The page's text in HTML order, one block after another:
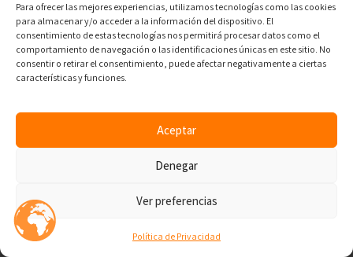
Para ofrecer las mejores experiencias, utilizamos tecnologías como las cookies
para almacenar y/o acceder a la información del dispositivo. El
consentimiento de estas tecnologías nos permitirá procesar datos como el
comportamiento de navegación o las identificaciones únicas en este sitio. No
consentir o retirar el consentimiento, puede afectar negativamente a ciertas
características y funciones.
Aceptar
Denegar
Ver preferencias
Política de Privacidad
© 2026 Copyright 2026 | Diseñado y Desarrollado
Aviso Legal
Política de Privacidad
Política de cookies
Política de Reembolso